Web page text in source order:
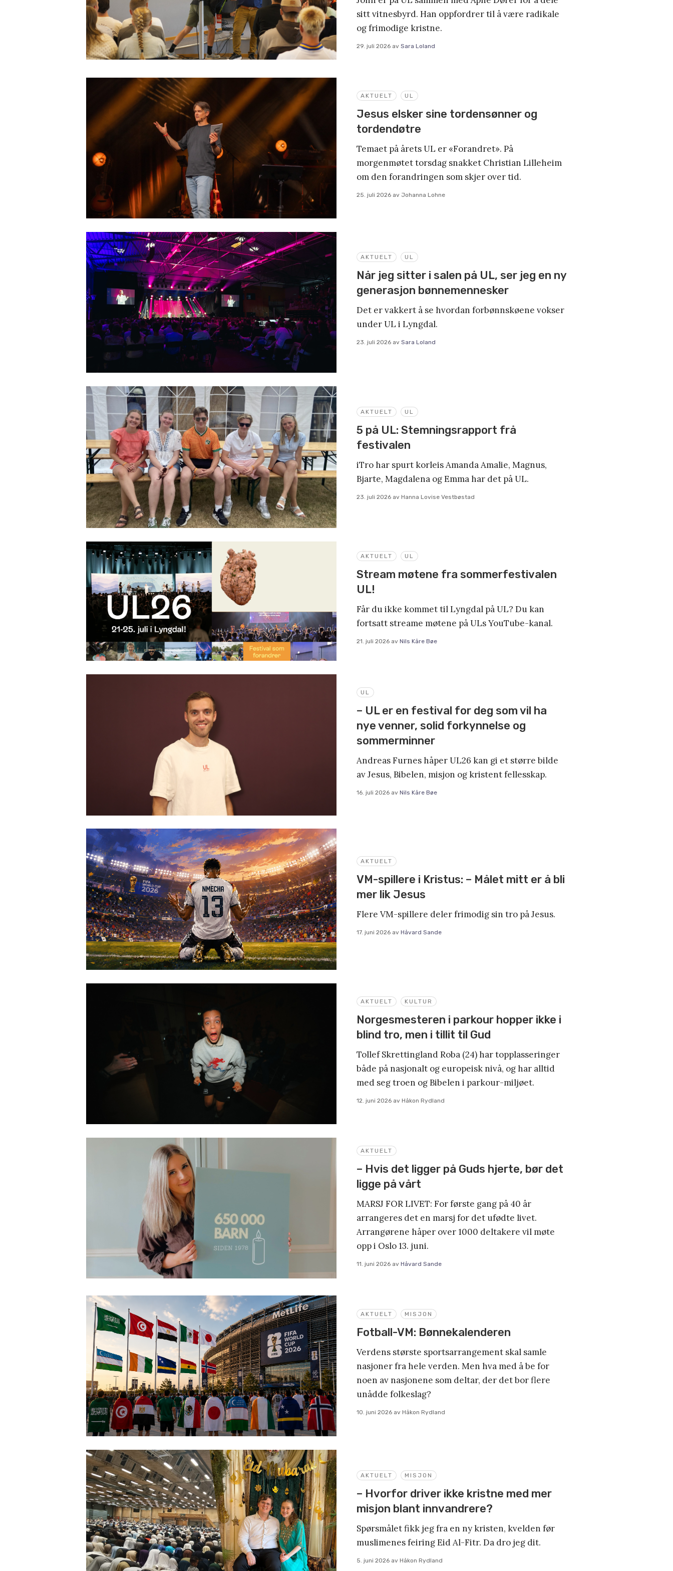
sitt vitnesbyrd. Han oppfordrer til å være radikale
og frimodige kristne.
29. juli 2026 av Sara Loland
AKTUELT UL
Jesus elsker sine tordensønner og
tordendøtre
Temaet på årets UL er «Forandret». På
morgenmøtet torsdag snakket Christian Lilleheim
om den forandringen som skjer over tid.
25. juli 2026 av Johanna Lohne
AKTUELT UL
Når jeg sitter i salen på UL, ser jeg en ny
generasjon bønnemennesker
Det er vakkert å se hvordan forbønnskøene vokser
under UL i Lyngdal.
23. juli 2026 av Sara Loland
AKTUELT UL
5 på UL: Stemningsrapport frå
festivalen
iTro har spurt korleis Amanda Amalie, Magnus,
Bjarte, Magdalena og Emma har det på UL.
23. juli 2026 av Hanna Lovise Vestbøstad
AKTUELT UL
Stream møtene fra sommerfestivalen
UL!
Får du ikke kommet til Lyngdal på UL? Du kan
fortsatt streame møtene på ULs YouTube-kanal.
21. juli 2026 av Nils Kåre Bøe
UL
– UL er en festival for deg som vil ha
nye venner, solid forkynnelse og
sommerminner
Andreas Furnes håper UL26 kan gi et større bilde
av Jesus, Bibelen, misjon og kristent fellesskap.
16. juli 2026 av Nils Kåre Bøe
AKTUELT
VM-spillere i Kristus: – Målet mitt er å bli
mer lik Jesus
Flere VM-spillere deler frimodig sin tro på Jesus.
17. juni 2026 av Håvard Sande
AKTUELT KULTUR
Norgesmesteren i parkour hopper ikke i
blind tro, men i tillit til Gud
Tollef Skrettingland Roba (24) har topplasseringer
både på nasjonalt og europeisk nivå, og har alltid
med seg troen og Bibelen i parkour-miljøet.
12. juni 2026 av Håkon Rydland
AKTUELT
– Hvis det ligger på Guds hjerte, bør det
ligge på vårt
MARSJ FOR LIVET: For første gang på 40 år
arrangeres det en marsj for det ufødte livet.
Arrangørene håper over 1000 deltakere vil møte
opp i Oslo 13. juni.
11. juni 2026 av Håvard Sande
AKTUELT MISJON
Fotball-VM: Bønnekalenderen
Verdens største sportsarrangement skal samle
nasjoner fra hele verden. Men hva med å be for
noen av nasjonene som deltar, der det bor flere
unådde folkeslag?
10. juni 2026 av Håkon Rydland
AKTUELT MISJON
– Hvorfor driver ikke kristne med mer
misjon blant innvandrere?
Spørsmålet fikk jeg fra en ny kristen, kvelden før
muslimenes feiring Eid Al-Fitr. Da dro jeg dit.
5. juni 2026 av Håkon Rydland